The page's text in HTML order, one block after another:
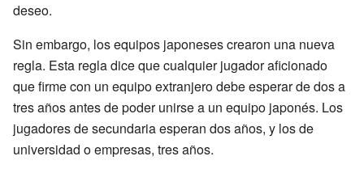
deseo.
Sin embargo, los equipos japoneses crearon una nueva
regla. Esta regla dice que cualquier jugador aficionado
que firme con un equipo extranjero debe esperar de dos a
tres años antes de poder unirse a un equipo japonés. Los
jugadores de secundaria esperan dos años, y los de
universidad o empresas, tres años.